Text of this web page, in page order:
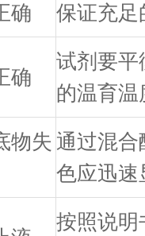
确 保证充足
确
试剂要平
的温育温
物失 通过混
色应迅速
按照说明